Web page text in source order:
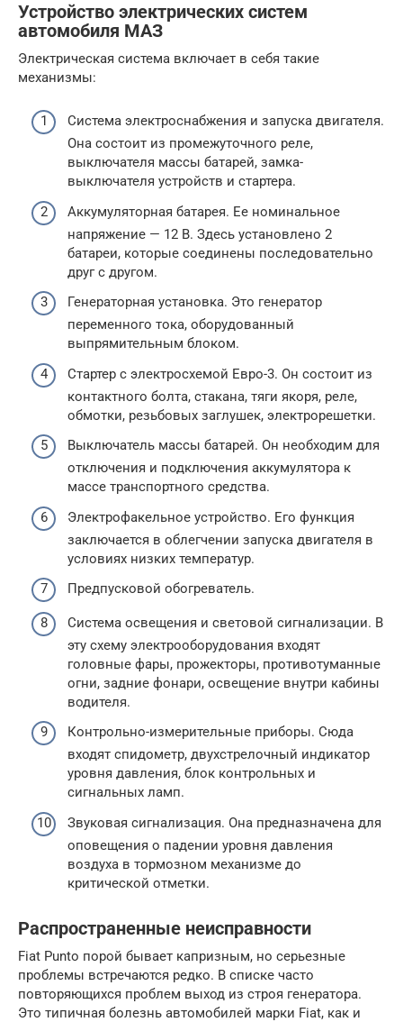
Устройство электрических систем
автомобиля МАЗ
Электрическая система включает в себя такие
механизмы:
Система электроснабжения и запуска двигателя.
Она состоит из промежуточного реле,
выключателя массы батарей, замка-
выключателя устройств и стартера.
Аккумуляторная батарея. Ее номинальное
напряжение — 12 В. Здесь установлено 2
батареи, которые соединены последовательно
друг с другом.
Генераторная установка. Это генератор
переменного тока, оборудованный
выпрямительным блоком.
Стартер с электросхемой Евро-3. Он состоит из
контактного болта, стакана, тяги якоря, реле,
обмотки, резьбовых заглушек, электрорешетки.
Выключатель массы батарей. Он необходим для
отключения и подключения аккумулятора к
массе транспортного средства.
Электрофакельное устройство. Его функция
заключается в облегчении запуска двигателя в
условиях низких температур.
Предпусковой обогреватель.
Система освещения и световой сигнализации. В
эту схему электрооборудования входят
головные фары, прожекторы, противотуманные
огни, задние фонари, освещение внутри кабины
водителя.
Контрольно-измерительные приборы. Сюда
входят спидометр, двухстрелочный индикатор
уровня давления, блок контрольных и
сигнальных ламп.
Звуковая сигнализация. Она предназначена для
оповещения о падении уровня давления
воздуха в тормозном механизме до
критической отметки.
Распространенные неисправности
Fiat Punto порой бывает капризным, но серьезные
проблемы встречаются редко. В списке часто
повторяющихся проблем выход из строя генератора.
Это типичная болезнь автомобилей марки Fiat, как и